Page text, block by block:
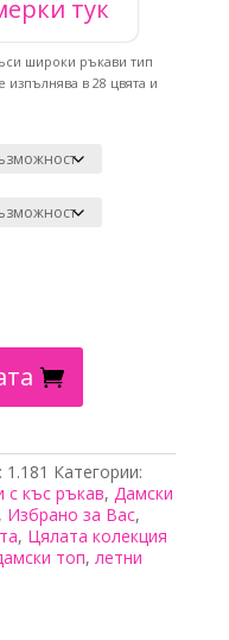
тук
широки ръкави тип
изпълнява в 28 цвята и
1.181 Категории:
с къс ръкав, Дамски
, Избрано за Вас,
, Цялата колекция
топ, летни